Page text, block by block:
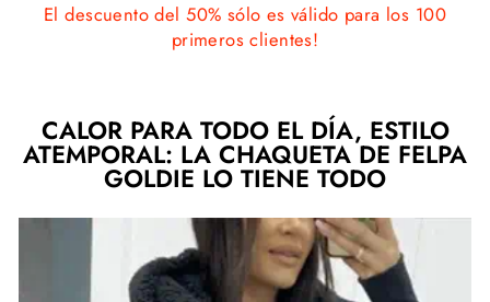
El descuento del 50% sólo es válido para los 100
primeros clientes!
CALOR PARA TODO EL DÍA, ESTILO
ATEMPORAL: LA CHAQUETA DE FELPA
GOLDIE LO TIENE TODO